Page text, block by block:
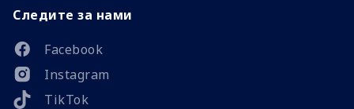
Следите за нами
Facebook
Instagram
TikTok